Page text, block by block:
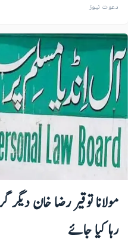
دعوت نیوز
مولانا توقیر رضا خان دیگر
رہا کیا جائے